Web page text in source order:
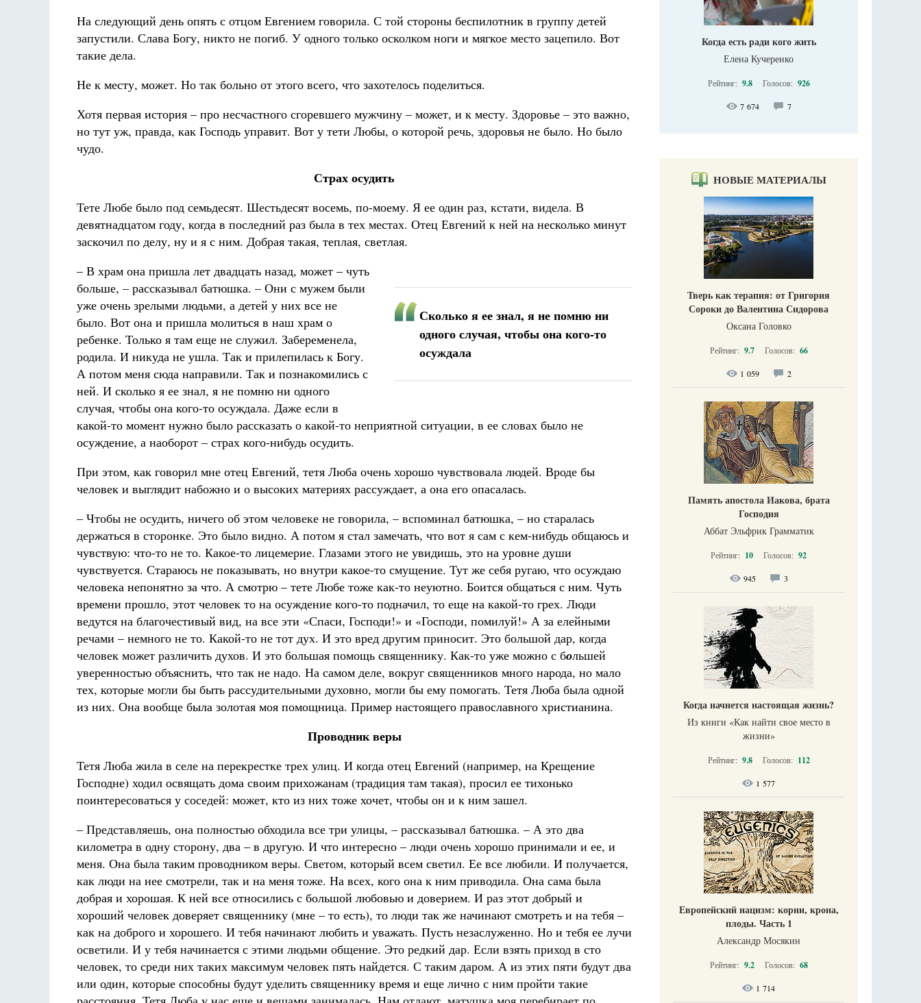
На следующий день опять с отцом Евгением говорила. С той стороны беспилотник в группу детей
запустили. Слава Богу, никто не погиб. У одного только осколком ноги и мягкое место зацепило. Вот
такие дела.
Не к месту, может. Но так больно от этого всего, что захотелось поделиться.
Хотя первая история – про несчастного сгоревшего мужчину – может, и к месту. Здоровье – это важно,
но тут уж, правда, как Господь управит. Вот у тети Любы, о которой речь, здоровья не было. Но было
чудо.
Страх осудить
Тете Любе было под семьдесят. Шестьдесят восемь, по-моему. Я ее один раз, кстати, видела. В
девятнадцатом году, когда в последний раз была в тех местах. Отец Евгений к ней на несколько минут
заскочил по делу, ну и я с ним. Добрая такая, теплая, светлая.
Сколько я ее знал, я не помню ни
одного случая, чтобы она кого-то
осуждала
– В храм она пришла лет двадцать назад, может – чуть
больше, – рассказывал батюшка. – Они с мужем были
уже очень зрелыми людьми, а детей у них все не
было. Вот она и пришла молиться в наш храм о
ребенке. Только я там еще не служил. Забеременела,
родила. И никуда не ушла. Так и прилепилась к Богу.
А потом меня сюда направили. Так и познакомились с
ней. И сколько я ее знал, я не помню ни одного
случая, чтобы она кого-то осуждала. Даже если в
какой-то момент нужно было рассказать о какой-то неприятной ситуации, в ее словах было не
осуждение, а наоборот – страх кого-нибудь осудить.
При этом, как говорил мне отец Евгений, тетя Люба очень хорошо чувствовала людей. Вроде бы
человек и выглядит набожно и о высоких материях рассуждает, а она его опасалась.
– Чтобы не осудить, ничего об этом человеке не говорила, – вспоминал батюшка, – но старалась
держаться в сторонке. Это было видно. А потом я стал замечать, что вот я сам с кем-нибудь общаюсь и
чувствую: что-то не то. Какое-то лицемерие. Глазами этого не увидишь, это на уровне души
чувствуется. Стараюсь не показывать, но внутри какое-то смущение. Тут же себя ругаю, что осуждаю
человека непонятно за что. А смотрю – тете Любе тоже как-то неуютно. Боится общаться с ним. Чуть
времени прошло, этот человек то на осуждение кого-то подначил, то еще на какой-то грех. Люди
ведутся на благочестивый вид, на все эти «Спаси, Господи!» и «Господи, помилуй!» А за елейными
речами – немного не то. Какой-то не тот дух. И это вред другим приносит. Это большой дар, когда
человек может различить духов. И это большая помощь священнику. Как-то уже можно с большей
уверенностью объяснить, что так не надо. На самом деле, вокруг священников много народа, но мало
тех, которые могли бы быть рассудительными духовно, могли бы ему помогать. Тетя Люба была одной
из них. Она вообще была золотая моя помощница. Пример настоящего православного христианина.
Проводник веры
Тетя Люба жила в селе на перекрестке трех улиц. И когда отец Евгений (например, на Крещение
Господне) ходил освящать дома своим прихожанам (традиция там такая), просил ее тихонько
поинтересоваться у соседей: может, кто из них тоже хочет, чтобы он и к ним зашел.
– Представляешь, она полностью обходила все три улицы, – рассказывал батюшка. – А это два
километра в одну сторону, два – в другую. И что интересно – люди очень хорошо принимали и ее, и
меня. Она была таким проводником веры. Светом, который всем светил. Ее все любили. И получается,
как люди на нее смотрели, так и на меня тоже. На всех, кого она к ним приводила. Она сама была
добрая и хорошая. К ней все относились с большой любовью и доверием. И раз этот добрый и
хороший человек доверяет священнику (мне – то есть), то люди так же начинают смотреть и на тебя –
как на доброго и хорошего. И тебя начинают любить и уважать. Пусть незаслуженно. Но и тебя ее лучи
осветили. И у тебя начинается с этими людьми общение. Это редкий дар. Если взять приход в сто
человек, то среди них таких максимум человек пять найдется. С таким даром. А из этих пяти будут два
или один, которые способны будут уделить священнику время и еще лично с ним пройти такие
Когда есть ради кого жить
Елена Кучеренко
Рейтинг: 9.8 Голосов: 926
7 674 7
НОВЫЕ МАТЕРИАЛЫ
Тверь как терапия: от Григория
Сороки до Валентина Сидорова
Оксана Головко
Рейтинг: 9.7 Голосов: 66
1 059 2
Память апостола Иакова, брата
Господня
Аббат Эльфрик Грамматик
Рейтинг: 10 Голосов: 92
945 3
Когда начнется настоящая жизнь?
Из книги «Как найти свое место в
жизни​»
Рейтинг: 9.8 Голосов: 112
1 577
Европейский нацизм: корни, крона,
плоды. Часть 1
Александр Мосякин
Рейтинг: 9.2 Голосов: 68
1 714